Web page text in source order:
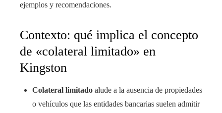
ejemplos y recomendaciones.
Contexto: qué implica el concepto
de «colateral limitado» en
Kingston
Colateral limitado alude a la ausencia de propiedades
o vehículos que las entidades bancarias suelen admitir